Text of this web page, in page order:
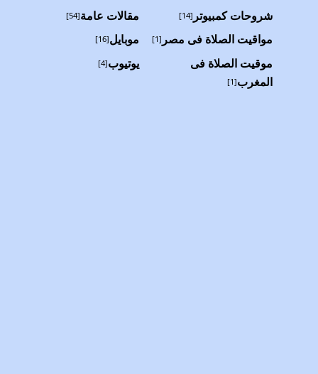
شروحات كمبيوتر [14] مقالات عامة[54]
مواقيت الصلاة فى مصر [1] موبايل[16]
موقيت الصلاة فى
المغرب[1]
يوتيوب[4]